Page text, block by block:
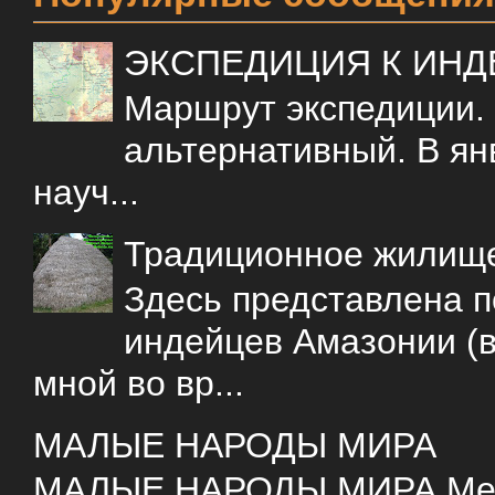
ЭКСПЕДИЦИЯ К
Маршрут
альтернативный. В
науч...
Традиционное
Здесь представлена
индейцев Амазонии
мной во вр...
МАЛЫЕ НАРОДЫ МИРА